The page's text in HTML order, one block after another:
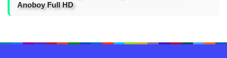
Anoboy Full HD